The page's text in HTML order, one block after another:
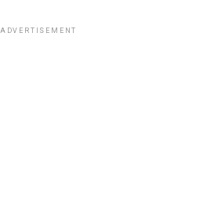
ADVERTISEMENT